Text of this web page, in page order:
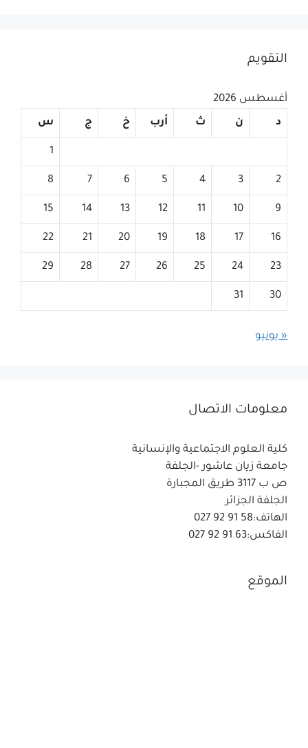
التقويم
أغسطس 2026
د
ن ث أرب خ ج س
1
2
3
4
5
6
7
8
9
10
11
12
13
14
15
16
17
18
19
20
21
22
23
24
25
26
27
28
29
30
31
« يونيو
معلومات الاتصال
كلية العلوم الاجتماعية والإنسانية
جامعة زيان عاشور -الجلفة
ص ب 3117 طريق المجبارة
الجلفة الجزائر
الهاتف:58 91 92 027
الفاكس:63 91 92 027
الموقع